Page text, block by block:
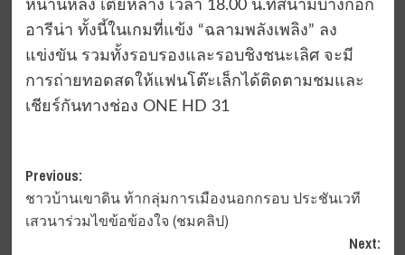
หนานหลิง เตียหลาง เวลา 18.00 น.ที่สนามบางกอก
อารีน่า ทั้งนี้ในเกมที่แข้ง “ฉลามพลังเพลิง” ลง
แข่งขัน รวมทั้งรอบรองและรอบชิงชนะเลิศ จะมี
การถ่ายทอดสดให้แฟนโต๊ะเล็กได้ติดตามชมและ
เชียร์กันทางช่อง ONE HD 31
Post
navigation
Previous:
ชาวบ้านเขาดิน ท้ากลุ่มการเมืองนอกกรอบ ประชันเวที
เสวนาร่วมไขข้อข้องใจ (ชมคลิป)
Next: